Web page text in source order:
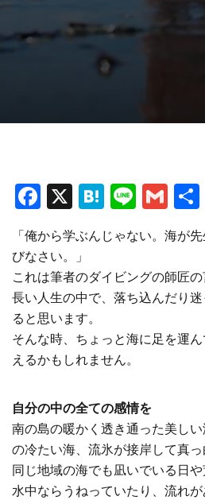
F
a
ce
b
o
o
k
X H
at
e
n
a
Li
e
G
m
ai
l
「俺から学ぶんじゃない。海が
びなさい。」
これは筆者のダイビングの師匠の
長い人生の中で、落ち込んだり
ると思います。
そんな時、ちょっと海に足を運
えるかもしれません。
自分の中の全ての感情を
南の島の暖かく透き通った美し
の冷たい海、流氷が接岸して真
同じ地域の海でも凪いでいる日や
水中ならうねっていたり、流れ